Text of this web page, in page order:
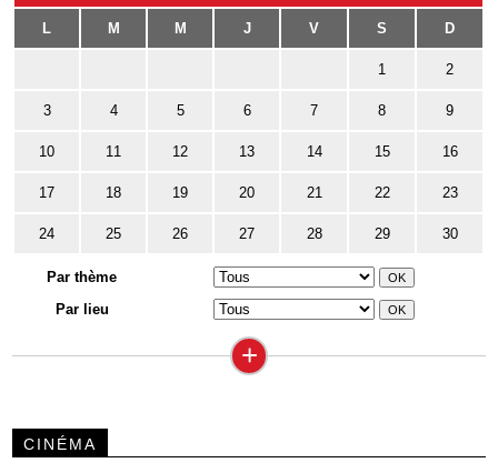
L M M J V S D
1 2
3 4 5 6 7 8 9
10 11 12 13 14 15 16
17 18 19 20 21 22 23
24 25 26 27 28 29 30
Par thème
Par lieu
+
CINÉMA